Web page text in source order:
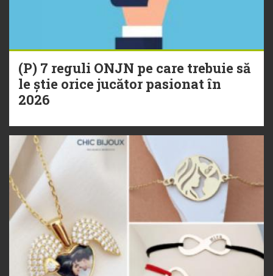
(P) 7 reguli ONJN pe care trebuie să
le știe orice jucător pasionat în
2026